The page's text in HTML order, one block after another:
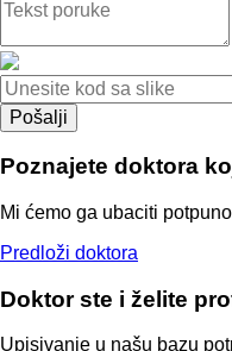
Poznajete doktora
Mi ćemo ga ubaciti
Predloži doktora
Doktor ste i želite
Upisivanje u našu bazu